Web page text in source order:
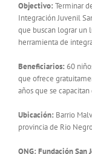
Objectivo: Terminar
Integración Juvenil
que buscan lograr un
herramienta de
Beneficiarios: 60
que ofrece
años que se
Ubicación: Barrio
provincia de Rio
ONG: Fundación San